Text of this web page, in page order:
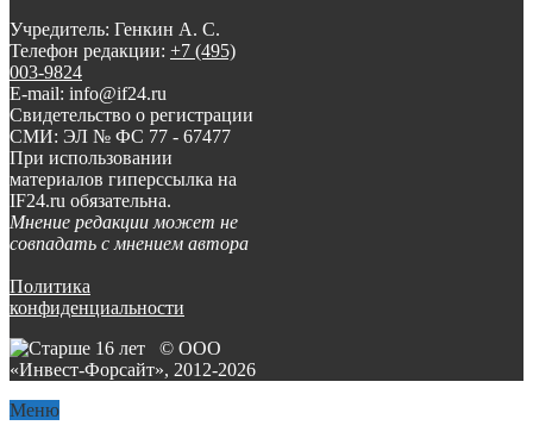
Учредитель: Генкин А. С.
Телефон редакции: +7 (495)
003-9824
E-mail: info@if24.ru
Свидетельство о регистрации
СМИ: ЭЛ № ФС 77 - 67477
При использовании
материалов гиперссылка на
IF24.ru обязательна.
Мнение редакции может не
совпадать с мнением автора
Политика
конфиденциальности
© ООО
«Инвест-Форсайт», 2012-2026
Меню